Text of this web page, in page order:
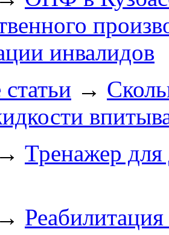
инвалидов
→
→ Тренажер
→